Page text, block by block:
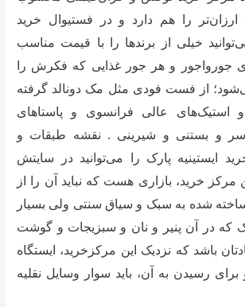
ارزان‌تر را هم دارد و در فستیوال خرید
خیلی از برندها را با قیمت مناسب
جورواجور و هر جور غذایی که فکرش را
از فست فودی مثل مک دونالد گرفته
استیک‌های عالی فرانسوی و پاستاهای
دسر و بستنی و شیرینی . نقشه طبقات و
ایستینیه پارک را می‌توانید در سایتش
مرکز خرید، بازاری هست که نباید آن را از
شده به سبک و سیاق سنتی ولی بسیار
که در آن پنیر و نان و سبزیجات و گوشت
باشد که نزدیک این مرکزخرید، ایستگاه
برای رسیدن به آن، باید سوار وسایل نقلیه